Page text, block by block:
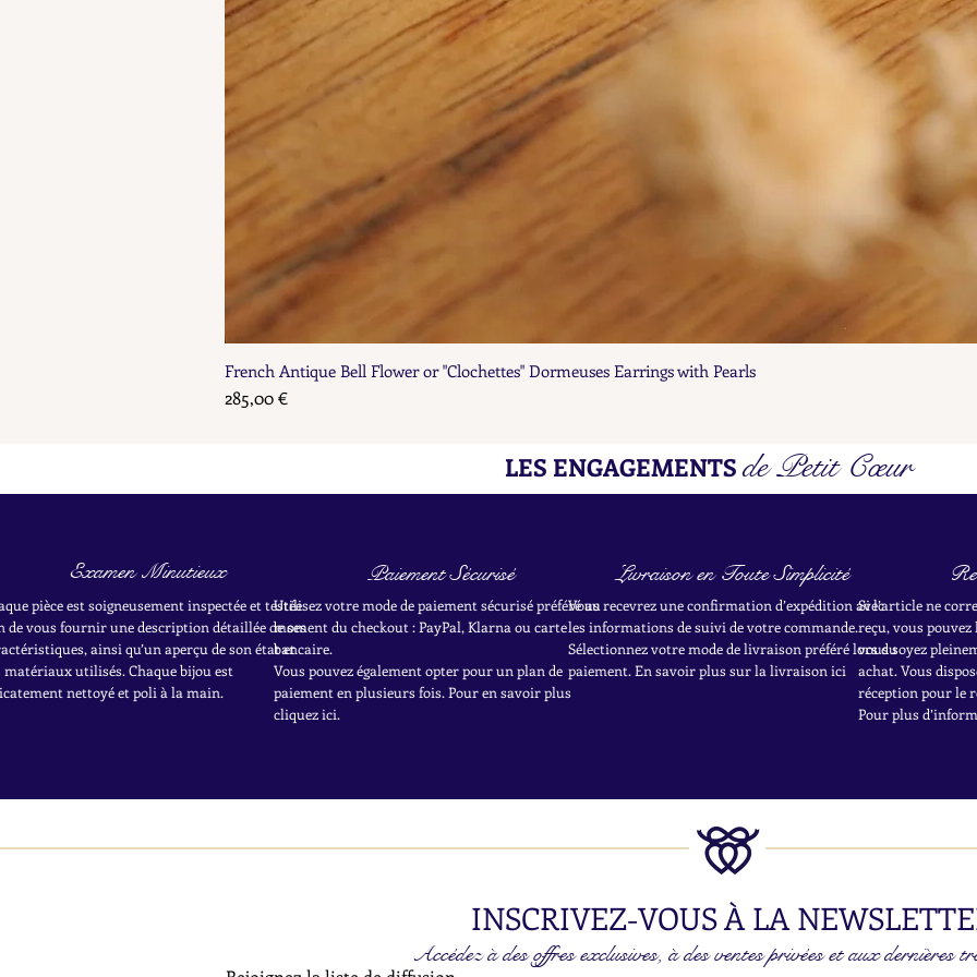
Aperçu rapide
French Antique Bell Flower or "Clochettes" Dormeuses Earrings with Pearls
Prix
285,00 €
LES ENGAGEMENTSde Petit Cœur
Examen Minutieux
pièce est soigneusement inspectée et testée
de vous fournir une description détaillée de ses
ainsi qu’un aperçu de son état et
matériaux utilisés. Chaque bijou est
nettoyé et poli à la main.
Paiement Sécurisé
Utilisez votre mode de paiement sécurisé préféré au
moment du checkout : PayPal, Klarna ou carte
bancaire.
Vous pouvez également opter pour un plan de
paiement en plusieurs fois. Pour en savoir plus
cliquez ici.
Livraison en Toute Simplicité
Vous recevrez une confirmation d’expédition avec
les informations de suivi de votre commande.
Sélectionnez votre mode de livraison préféré lors du
paiement. En savoir plus sur la livraison ici
Si l’article ne
reçu, vous
vous soyez
achat. Vous
réception pour le
Pour plus
Accédez à des offres exclusives, à des ventes privées et aux dernières
INSCRIVEZ-VOUS À LA